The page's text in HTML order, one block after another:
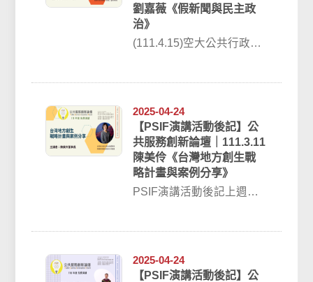
劉嘉薇《假新聞與民主政
治》
(111.4.15)空大公共行政學
2025-04-24
【PSIF演講活動後記】公
共服務創新論壇｜111.3.11
陳美伶《台灣地方創生戰
略計畫與案例分享》
PSIF演講活動後記上週五
2025-04-24
【PSIF演講活動後記】公